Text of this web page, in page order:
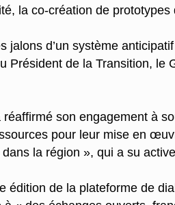
la co-création de
jalons d’un système
Président de la Transition,
son engagement à
pour leur mise en
la région », qui a su
édition de la plateforme de